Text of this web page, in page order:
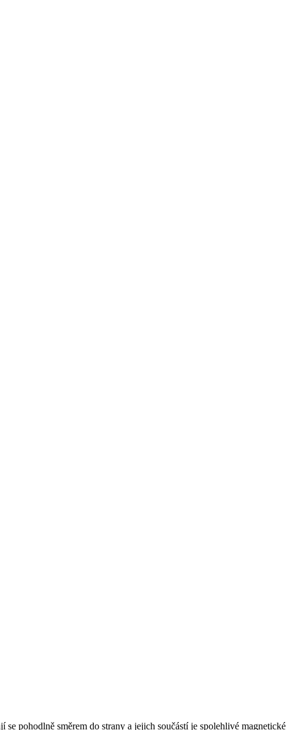
pohodlně směrem do strany a jejich součástí je spolehlivé magnetické